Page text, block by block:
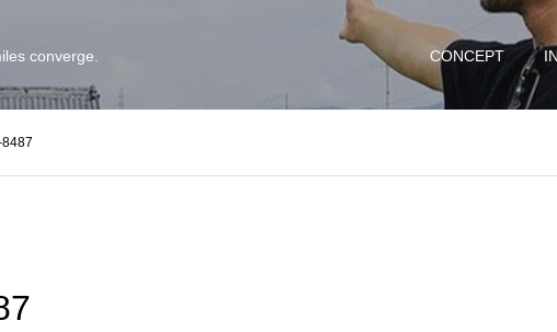
converge. CONCEPT
8487